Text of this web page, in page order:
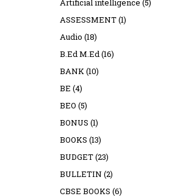
Artificial intelligence (5)
ASSESSMENT(1)
Audio (18)
B.Ed M.Ed(16)
BANK(10)
BE (4)
BEO (5)
BONUS (1)
BOOKS (13)
BUDGET(23)
BULLETIN (2)
CBSE BOOKS (6)